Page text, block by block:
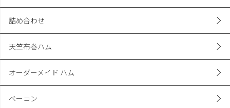
詰め合わせ
天竺布巻ハム
オーダーメイド ハム
ベーコン